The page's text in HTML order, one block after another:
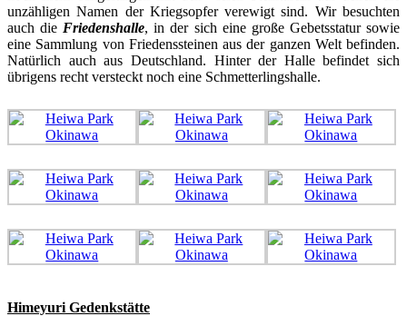
unzähligen Namen der Kriegsopfer verewigt sind. Wir besuchten
auch dieFriedenshalle, in der sich eine große Gebetsstatur sowie
eine Sammlung von Friedenssteinen aus der ganzen Welt befinden.
Natürlich auch aus Deutschland. Hinter der Halle befindet sich
übrigens recht versteckt noch eine Schmetterlingshalle.
Himeyuri Gedenkstätte